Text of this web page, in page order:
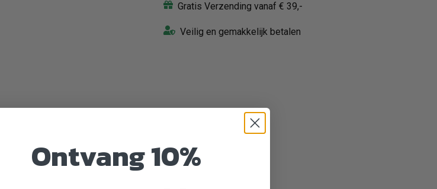
Gratis Verzending vanaf € 39,-
Veilig en gemakkelijk betalen
Ontvang 10%